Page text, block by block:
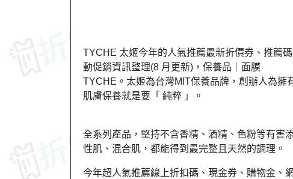
TYCHE 太姬今年的人氣推薦最新折價券、推薦
動促銷資訊整理(8 月更新)，保養品｜面膜
TYCHE。太姬為台灣MIT保養品牌，創辦人為
肌膚保養就是要「 純粹 」。
全系列產品，堅持不含香精、酒精、色粉等有害
性肌、混合肌，都能得到最完整且天然的調理。
今年超人氣推薦線上折扣碼、現金券、購物金、